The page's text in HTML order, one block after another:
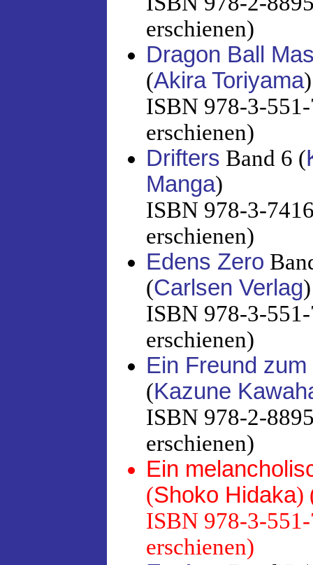
erschienen)
Dragon Ball
(Akira Toriyama
ISBN 978-3-
erschienen)
Drifters Band 6 (
Manga)
ISBN 978-3-
erschienen)
Edens Zero
(Carlsen Verlag)
ISBN 978-3-
erschienen)
Ein Freund zum
(Kazune
ISBN 978-2-
erschienen)
Ein
(Shoko Hidaka)
ISBN 978-3-
erschienen)